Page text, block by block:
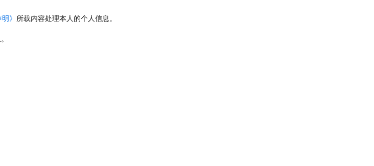
》 所载内容处理本人的个人信息。